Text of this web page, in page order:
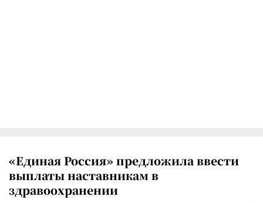
«Единая Россия» предложила ввести
выплаты наставникам в
здравоохранении